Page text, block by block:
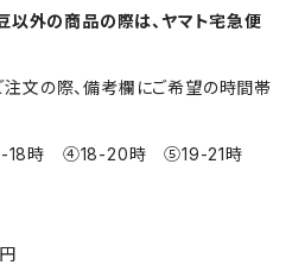
以外の商品の際は、ヤマト宅急便
文の際、備考欄にご希望の時間帯
時 ④18-20時 ⑤19-21時